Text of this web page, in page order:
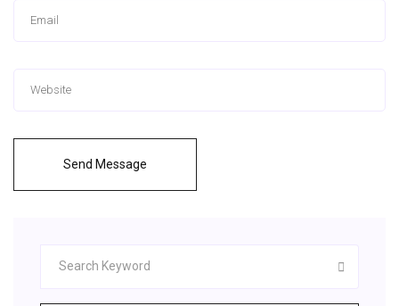
Send Message